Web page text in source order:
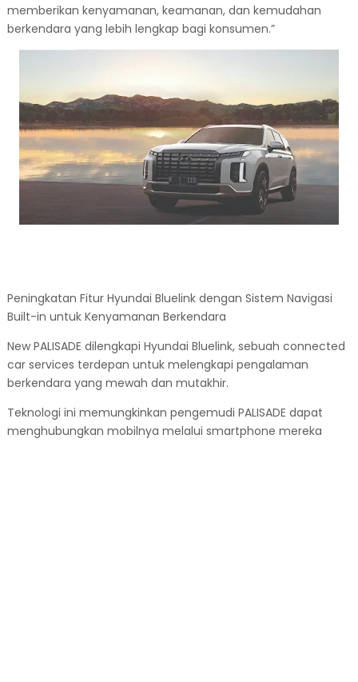
memberikan kenyamanan, keamanan, dan kemudahan
berkendara yang lebih lengkap bagi konsumen.”
Peningkatan Fitur Hyundai Bluelink dengan Sistem Navigasi
Built-in untuk Kenyamanan Berkendara
New PALISADE dilengkapi Hyundai Bluelink, sebuah connected
car services terdepan untuk melengkapi pengalaman
berkendara yang mewah dan mutakhir.
Teknologi ini memungkinkan pengemudi PALISADE dapat
menghubungkan mobilnya melalui smartphone mereka